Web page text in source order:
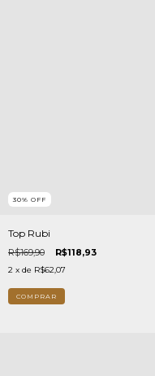
30% OFF
Top Rubi
R$169,90 R$118,93
2 x de R$62,07
COMPRAR